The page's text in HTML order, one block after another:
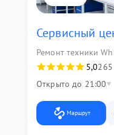
Сервисный
Ремонт техники
5,0
Открыто до 21:00
Маршрут